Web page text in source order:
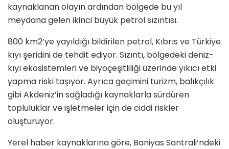
kaynaklanan olayın ardından bölgede bu yıl
meydana gelen ikinci büyük petrol sızıntısı.
800 km2’ye yayıldığı bildirilen petrol, Kıbrıs ve Türkiye
kıyı şeridini de tehdit ediyor. Sızıntı, bölgedeki deniz-
kıyı ekosistemleri ve biyoçeşitliliği üzerinde yıkıcı etki
yapma riski taşıyor. Ayrıca geçimini turizm, balıkçılık
gibi Akdeniz’in sağladığı kaynaklarla sürdüren
topluluklar ve işletmeler için de ciddi riskler
oluşturuyor.
Yerel haber kaynaklarına göre, Baniyas Santrali’ndeki